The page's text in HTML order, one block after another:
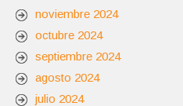
noviembre 2024
octubre 2024
septiembre 2024
agosto 2024
julio 2024